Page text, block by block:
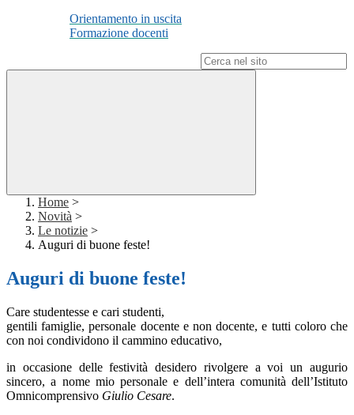
Orientamento in uscita
Formazione docenti
Home >
Novità >
Le notizie >
Auguri di buone feste!
Auguri di buone feste!
Care studentesse e cari studenti,
gentili famiglie, personale docente e non docente, e tutti coloro che
con noi condividono il cammino educativo,
in occasione delle festività desidero rivolgere a voi un augurio
sincero, a nome mio personale e dell’intera comunità dell’Istituto
Omnicomprensivo Giulio Cesare.